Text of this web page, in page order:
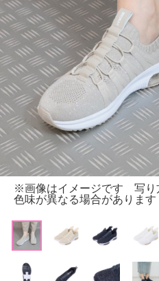
※画像はイメージです 写り
色味が異なる場合があります